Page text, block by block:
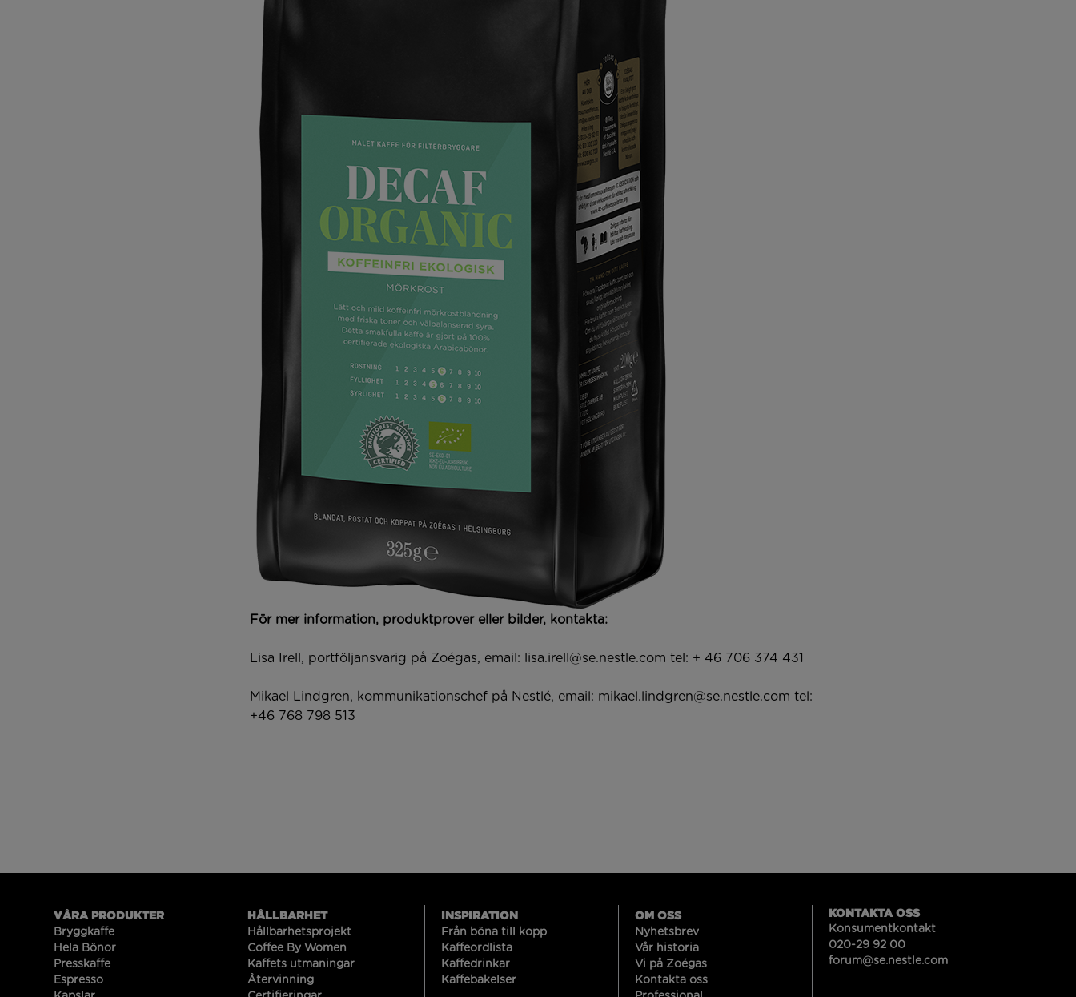
För mer information, produktprover eller bilder, kontakta:
Lisa Irell, portföljansvarig på Zoégas, email: lisa.irell@se.nestle.com tel: + 46 706 374 431
Mikael Lindgren, kommunikationschef på Nestlé, email: mikael.lindgren@se.nestle.com tel:
+46 768 798 513
VÅRA PRODUKTER
Bryggkaffe
Hela Bönor
Presskaffe
Espresso
HÅLLBARHET
Hållbarhetsprojekt
Coffee By Women
Kaffets utmaningar
Återvinning
INSPIRATION
Från böna till kopp
Kaffeordlista
Kaffedrinkar
Kaffebakelser
OM OSS
Nyhetsbrev
Vår historia
Vi på Zoégas
Kontakta oss
KONTAKTA OSS
Konsumentkontakt
020-29 92 00
forum@se.nestle.com